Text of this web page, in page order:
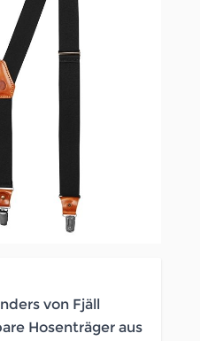
von Fjäll
Hosenträger aus